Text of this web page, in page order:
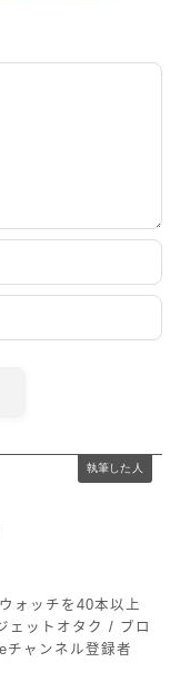
執筆した人
ォッチを40本以上
ェットオタク / ブロ
ャンネル登録者